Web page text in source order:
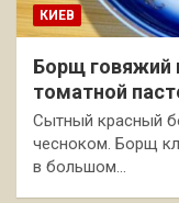
КИЕВ
Борщ говяжий
томатной
Сытный красный
чесноком. Борщ
в большом…